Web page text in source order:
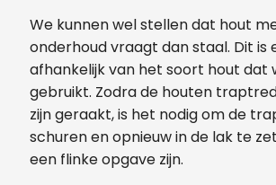
We kunnen wel stellen dat hout
onderhoud vraagt dan staal. Dit is
afhankelijk van het soort hout dat
gebruikt. Zodra de houten
zijn geraakt, is het nodig om de
schuren en opnieuw in de lak te
een flinke opgave zijn.